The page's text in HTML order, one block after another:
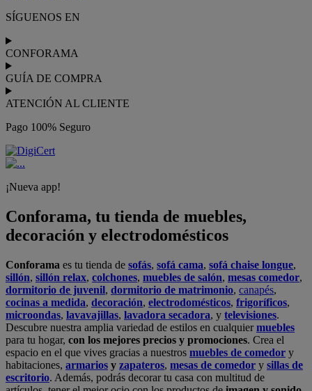
SÍGUENOS EN
CONFORAMA
GUÍA DE COMPRA
ATENCIÓN AL CLIENTE
Pago 100% Seguro
¡Nueva app!
Conforama, tu tienda de muebles,
decoración y electrodomésticos
Conforama es tu tienda de sofás, sofá cama, sofá chaise longue,
sillón, sillón relax, colchones, muebles de salón, mesas comedor,
dormitorio de juvenil, dormitorio de matrimonio, canapés,
cocinas a medida, decoración, electrodomésticos, frigoríficos,
microondas, lavavajillas, lavadora secadora, y televisiones.
Descubre nuestra amplia variedad de estilos en cualquiermuebles
para tu hogar, con los mejores precios y promociones. Crea el
espacio en el que vives gracias a nuestros muebles de comedor y
habitaciones, armarios y zapateros, mesas de comedor y sillas de
escritorio. Además, podrás decorar tu casa con multitud de